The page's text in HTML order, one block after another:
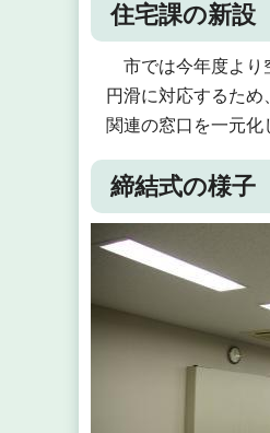
住宅課の新設
市では今年度より
円滑に対応するた
関連の窓口を一元化
締結式の様子